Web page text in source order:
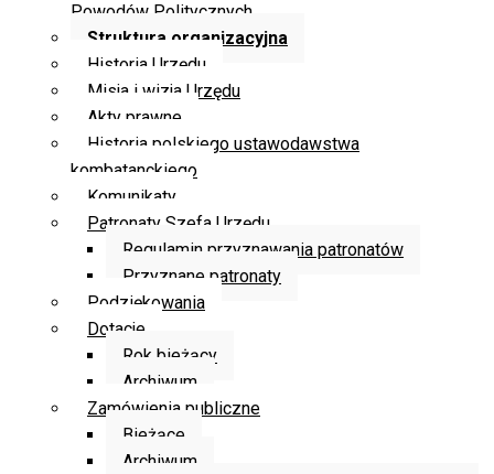
Powodów Politycznych
Struktura organizacyjna
Historia Urzędu
Misja i wizja Urzędu
Akty prawne
Historia polskiego ustawodawstwa
kombatanckiego
Komunikaty
Patronaty Szefa Urzędu
Regulamin przyznawania patronatów
Przyznane patronaty
Podziękowania
Dotacje
Rok bieżący
Archiwum
Zamówienia publiczne
Bieżące
Archiwum